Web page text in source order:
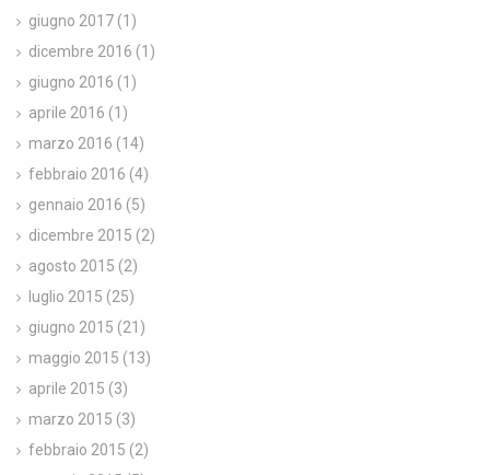
giugno 2017 (1)
dicembre 2016 (1)
giugno 2016 (1)
aprile 2016 (1)
marzo 2016 (14)
febbraio 2016 (4)
gennaio 2016 (5)
dicembre 2015 (2)
agosto 2015 (2)
luglio 2015 (25)
giugno 2015 (21)
maggio 2015 (13)
aprile 2015 (3)
marzo 2015 (3)
febbraio 2015 (2)